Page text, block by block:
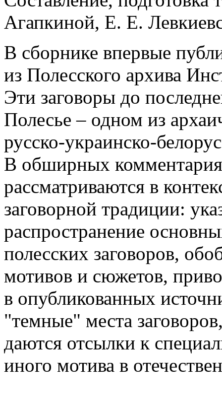
Агапкиной, Е. Е.
В сборнике впервые
из Полесского архива
Эти заговоры до
Полесье – одном из
русско-украинско-
В обширных
рассматриваются в
заговорной традиции:
распространение
полесских заговоров,
мотивов и сюжетов,
в опубликованных
"темные" места
даются отсылки к
иного мотива в